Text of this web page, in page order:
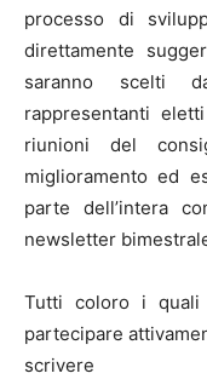
processo di
direttamente
saranno scelti
rappresentanti
riunioni del
miglioramento ed
parte dell’intera
newsletter
Tutti coloro i quali
partecipare